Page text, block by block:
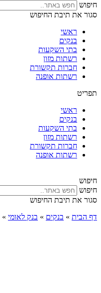
חיפוש
סגור את תיבת החיפוש
ראשי
בנקים
בתי השקעות
רשתות מזון
חברות תקשורת
רשתות אופנה
תפריט
ראשי
בנקים
בתי השקעות
רשתות מזון
חברות תקשורת
רשתות אופנה
חיפוש
חיפוש
סגור את תיבת החיפוש
דף הבית » בנקים » בנק לאומי »